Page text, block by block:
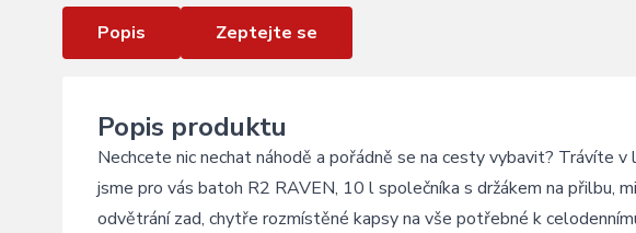
Popis Zeptejte se
Popis produktu
Nechcete nic nechat náhodě a pořádně se na cesty vybavit? Trávíte
jsme pro vás batoh R2 RAVEN, 10 l společníka s držákem na přilbu,
odvětrání zad, chytře rozmístěné kapsy na vše potřebné k